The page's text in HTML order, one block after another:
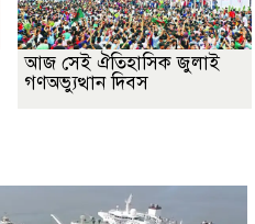
আজ সেই ঐতিহাসিক জুলাই
গণঅভ্যুত্থান দিবস